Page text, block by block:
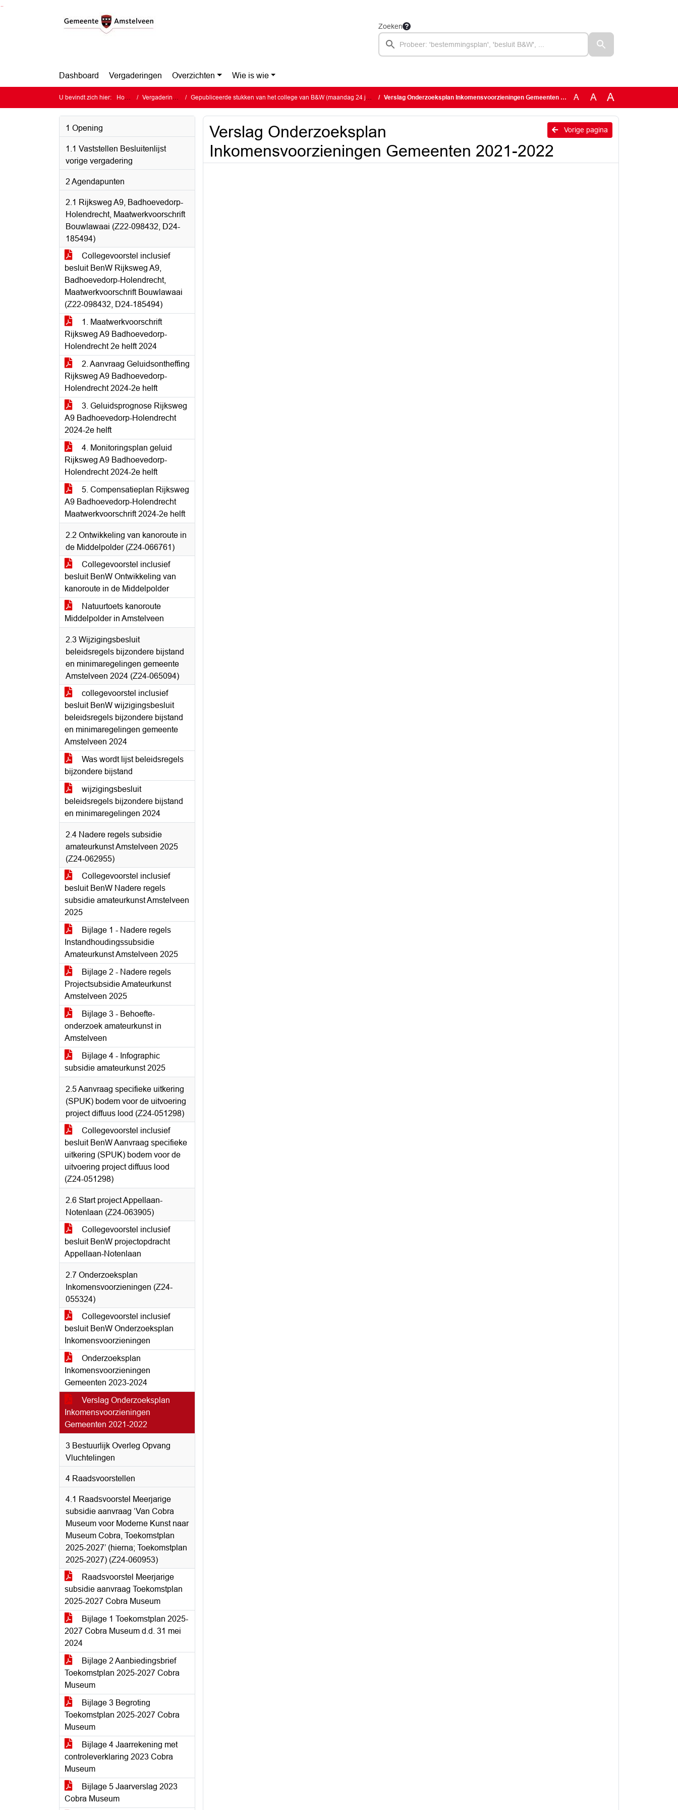
Zoeken
Dashboard Vergaderingen Overzichten Wie is wie
U bevindt zich hier: Home Vergaderingen Gepubliceerde stukken van het college van B&W (maandag 24 juni 2024) Verslag Onderzoeksplan Inkomensvoorzieningen Gemeenten 2021-2022 A A A
1 Opening
1.1 Vaststellen Besluitenlijst
vorige vergadering
2 Agendapunten
2.1 Rijksweg A9, Badhoevedorp-
Holendrecht, Maatwerkvoorschrift
Bouwlawaai (Z22-098432, D24-
185494)
Collegevoorstel inclusief
besluit BenW Rijksweg A9,
Badhoevedorp-Holendrecht,
Maatwerkvoorschrift Bouwlawaai
(Z22-098432, D24-185494)
1. Maatwerkvoorschrift
Rijksweg A9 Badhoevedorp-
Holendrecht 2e helft 2024
2. Aanvraag Geluidsontheffing
Rijksweg A9 Badhoevedorp-
Holendrecht 2024-2e helft
3. Geluidsprognose Rijksweg
A9 Badhoevedorp-Holendrecht
2024-2e helft
4. Monitoringsplan geluid
Rijksweg A9 Badhoevedorp-
Holendrecht 2024-2e helft
5. Compensatieplan Rijksweg
A9 Badhoevedorp-Holendrecht
Maatwerkvoorschrift 2024-2e helft
2.2 Ontwikkeling van kanoroute in
de Middelpolder (Z24-066761)
Collegevoorstel inclusief
besluit BenW Ontwikkeling van
kanoroute in de Middelpolder
Natuurtoets kanoroute
Middelpolder in Amstelveen
2.3 Wijzigingsbesluit
beleidsregels bijzondere bijstand
en minimaregelingen gemeente
Amstelveen 2024 (Z24-065094)
collegevoorstel inclusief
besluit BenW wijzigingsbesluit
beleidsregels bijzondere bijstand
en minimaregelingen gemeente
Amstelveen 2024
Was wordt lijst beleidsregels
bijzondere bijstand
wijzigingsbesluit
beleidsregels bijzondere bijstand
en minimaregelingen 2024
2.4 Nadere regels subsidie
amateurkunst Amstelveen 2025
(Z24-062955)
Collegevoorstel inclusief
besluit BenW Nadere regels
subsidie amateurkunst Amstelveen
2025
Bijlage 1 - Nadere regels
Instandhoudingssubsidie
Amateurkunst Amstelveen 2025
Bijlage 2 - Nadere regels
Projectsubsidie Amateurkunst
Amstelveen 2025
Bijlage 3 - Behoefte-
onderzoek amateurkunst in
Amstelveen
Bijlage 4 - Infographic
subsidie amateurkunst 2025
2.5 Aanvraag specifieke uitkering
(SPUK) bodem voor de uitvoering
project diffuus lood (Z24-051298)
Collegevoorstel inclusief
besluit BenW Aanvraag specifieke
uitkering (SPUK) bodem voor de
uitvoering project diffuus lood
(Z24-051298)
2.6 Start project Appellaan-
Notenlaan (Z24-063905)
Collegevoorstel inclusief
besluit BenW projectopdracht
Appellaan-Notenlaan
2.7 Onderzoeksplan
Inkomensvoorzieningen (Z24-
055324)
Collegevoorstel inclusief
besluit BenW Onderzoeksplan
Inkomensvoorzieningen
Onderzoeksplan
Inkomensvoorzieningen
Gemeenten 2023-2024
Verslag Onderzoeksplan
Inkomensvoorzieningen
Gemeenten 2021-2022
3 Bestuurlijk Overleg Opvang
Vluchtelingen
4 Raadsvoorstellen
4.1 Raadsvoorstel Meerjarige
subsidie aanvraag ‘Van Cobra
Museum voor Moderne Kunst naar
Museum Cobra, Toekomstplan
2025-2027’ (hierna; Toekomstplan
2025-2027) (Z24-060953)
Raadsvoorstel Meerjarige
subsidie aanvraag Toekomstplan
2025-2027 Cobra Museum
Bijlage 1 Toekomstplan 2025-
2027 Cobra Museum d.d. 31 mei
2024
Bijlage 2 Aanbiedingsbrief
Toekomstplan 2025-2027 Cobra
Museum
Bijlage 3 Begroting
Toekomstplan 2025-2027 Cobra
Museum
Bijlage 4 Jaarrekening met
controleverklaring 2023 Cobra
Museum
Bijlage 5 Jaarverslag 2023
Cobra Museum
Vorige pagina
Verslag Onderzoeksplan
Inkomensvoorzieningen Gemeenten 2021-2022